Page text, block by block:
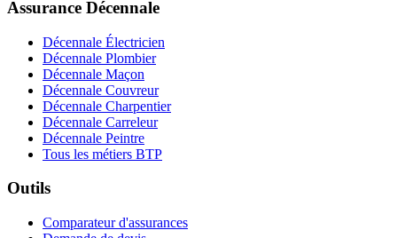
Assurance Décennale
Décennale Électricien
Décennale Plombier
Décennale Maçon
Décennale Couvreur
Décennale Charpentier
Décennale Carreleur
Décennale Peintre
Tous les métiers BTP
Outils
Comparateur d'assurances